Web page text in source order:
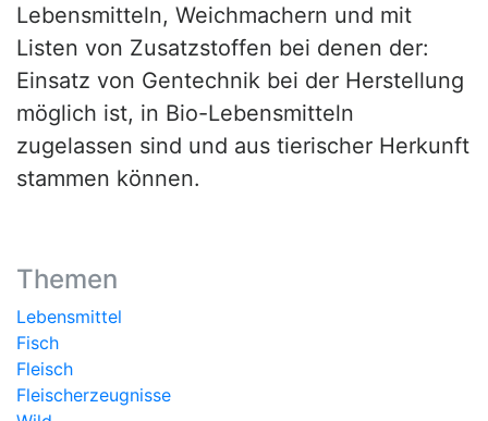
Lebensmitteln, Weichmachern und mit
Listen von Zusatzstoffen bei denen der:
Einsatz von Gentechnik bei der Herstellung
möglich ist, in Bio-Lebensmitteln
zugelassen sind und aus tierischer Herkunft
stammen können.
Themen
Lebensmittel
Fisch
Fleisch
Fleischerzeugnisse